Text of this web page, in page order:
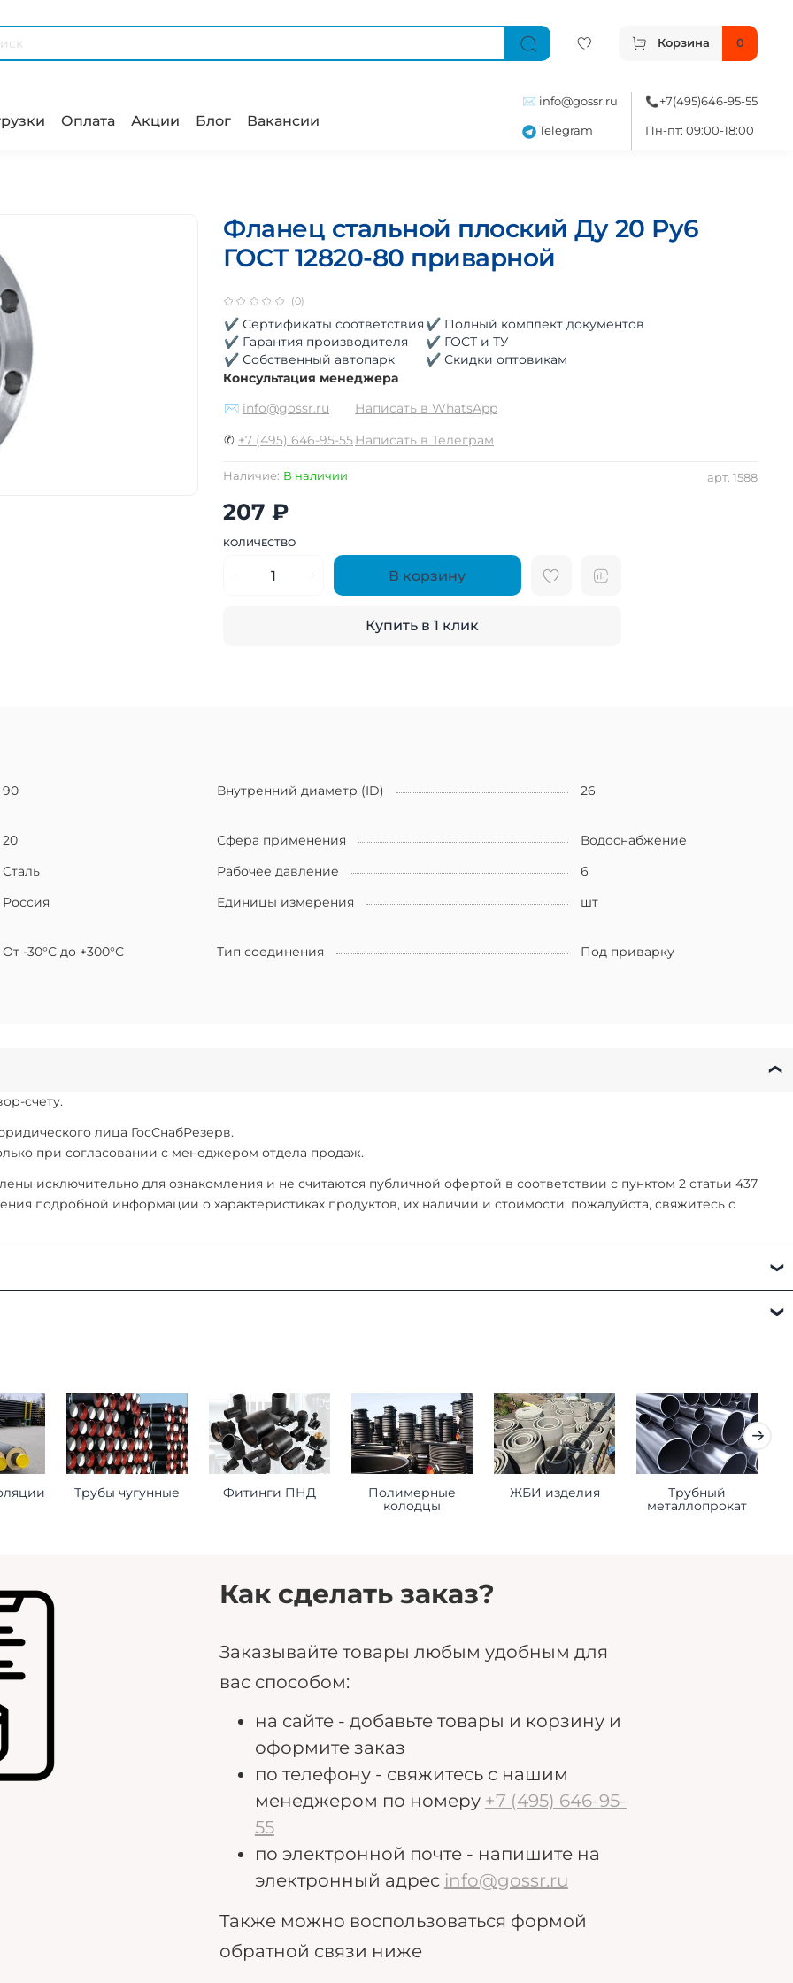
Корзина 0
Оплата Акции Блог Вакансии
✉️ info@gossr.ru
Telegram
📞+7(495)646-95-55
Пн-пт: 09:00-18:00
(0)
арт. 1588
Наличие: В наличии
Фланец стальной плоский Ду 20 Ру6
ГОСТ 12820-80 приварной
207 ₽
КОЛИЧЕСТВО
В корзину
Купить в 1 клик
✔ Сертификаты соответствия ✔ Полный комплект документов
✔ Гарантия производителя
✔ ГОСТ и ТУ
✔ Собственный автопарк
✔ Скидки оптовикам
Консультация менеджера
✉ info@gossr.ru
Написать в WhatsApp
✆ +7 (495) 646-95-55Написать в Телеграм
90 Внутренний диаметр (ID)
26
20 Сфера применения
Водоснабжение
Сталь Рабочее давление
6
Россия Единицы измерения
шт
От -30°С до +300°С Тип соединения Под приварку
счету.
лица ГосСнабРезерв.
при согласовании с менеджером отдела продаж.
исключительно для ознакомления и не считаются публичной офертой в соответствии с пунктом 2 статьи 437
подробной информации о характеристиках продуктов, их наличии и стоимости, пожалуйста, свяжитесь с
заказа
нам следующую информацию при оформлении заказа:
будет принимать груз на месте доставки.
Трубы чугунные Фитинги ПНД
Полимерные
колодцы
ЖБИ изделия
Трубный
металлопрокат
Как сделать заказ?
Заказывайте товары любым удобным для
вас способом:
на сайте - добавьте товары и корзину и
оформите заказ
по телефону - свяжитесь с нашим
менеджером по номеру +7 (495) 646-95-
55
по электронной почте - напишите на
электронный адрес info@gossr.ru
Также можно воспользоваться формой
обратной связи ниже